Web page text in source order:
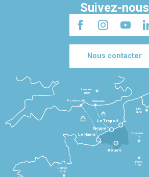
Suivez-nous
Nous contacter
Le Havre
Dieppe
Le Tréport
Rennes
2h30
Paris
1h30
Beauvais
1h
Lille
2h30
Londres
3h30
Newhaven
Portsmouth
Rouen